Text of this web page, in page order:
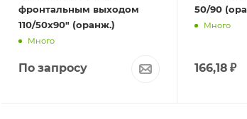
фронтальным выходом
110/50х90" (оранж.)
Много
По запросу
50/90
Много
166,18 ₽